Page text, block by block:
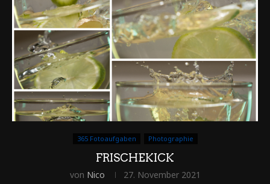
365 Fotoaufgaben Photographie
FRISCHEKICK
von Nico 27. November 2021